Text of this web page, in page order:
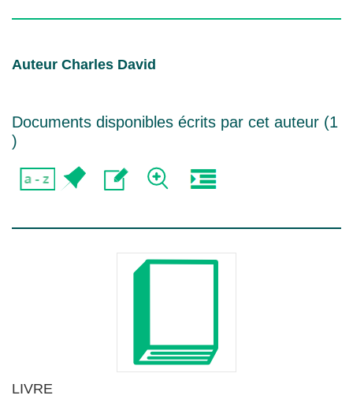
Auteur Charles David
Documents disponibles écrits par cet auteur (1
)
LIVRE